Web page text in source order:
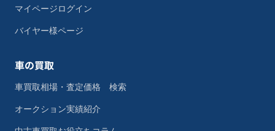
マイページログイン
バイヤー様ページ
車の買取
車買取相場・査定価格 検索
オークション実績紹介